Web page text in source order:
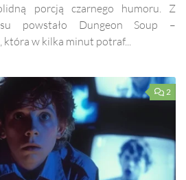
porcją czarnego humoru. Z
powstało Dungeon Soup –
w kilka minut potraf...
2